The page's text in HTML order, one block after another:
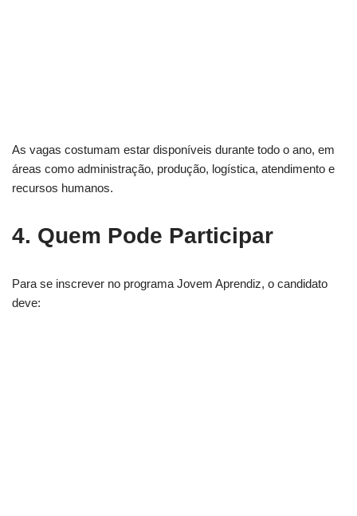
As vagas costumam estar disponíveis durante todo o ano, em
áreas como administração, produção, logística, atendimento e
recursos humanos.
4. Quem Pode Participar
Para se inscrever no programa Jovem Aprendiz, o candidato
deve: